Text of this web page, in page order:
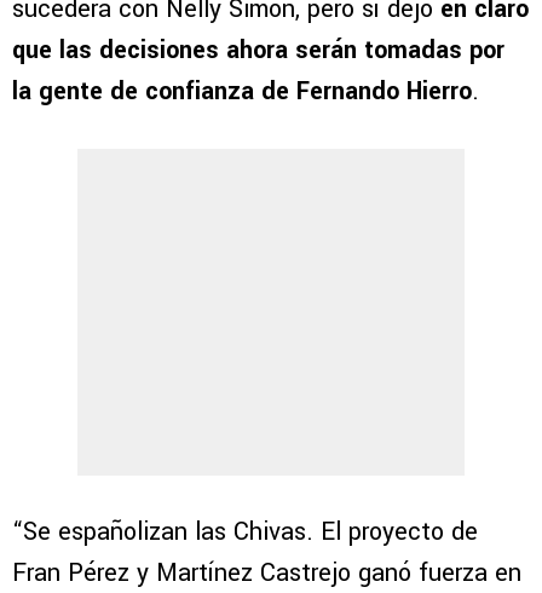
sucederá con Nelly Simón, pero sí dejó en claro
que las decisiones ahora serán tomadas por
la gente de confianza de Fernando Hierro.
“Se españolizan las Chivas. El proyecto de
Fran Pérez y Martínez Castrejo ganó fuerza en